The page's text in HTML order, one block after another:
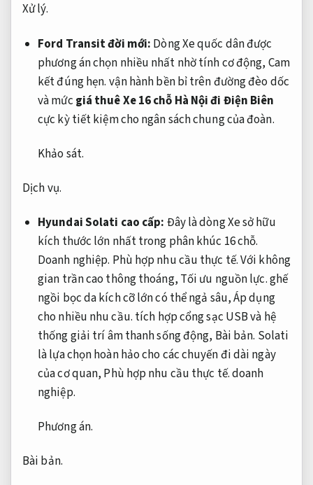
Xử lý.
Ford Transit đời mới: Dòng Xe quốc dân được
phương án chọn nhiều nhất nhờ tính cơ động, Cam
kết đúng hẹn. vận hành bền bỉ trên đường đèo dốc
và mức giá thuê Xe 16 chỗ Hà Nội đi Điện Biên
cực kỳ tiết kiệm cho ngân sách chung của đoàn.
Khảo sát.
Dịch vụ.
Hyundai Solati cao cấp: Đây là dòng Xe sở hữu
kích thước lớn nhất trong phân khúc 16 chỗ.
Doanh nghiệp. Phù hợp nhu cầu thực tế.Với không
gian trần cao thông thoáng, Tối ưu nguồn lực.ghế
ngồi bọc da kích cỡ lớn có thể ngả sâu,Áp dụng
cho nhiều nhu cầu. tích hợp cổng sạc USB và hệ
thống giải trí âm thanh sống động, Bài bản. Solati
là lựa chọn hoàn hảo cho các chuyến đi dài ngày
của cơ quan, Phù hợp nhu cầu thực tế.doanh
nghiệp.
Phương án.
Bài bản.